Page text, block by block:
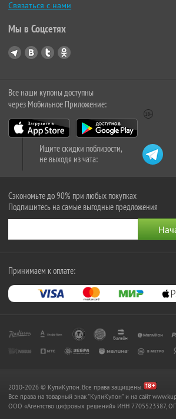
Связаться с нами
Мы в Соцсетях
Все наши купоны доступны
через Мобильное Приложение:
Ищите скидки поблизости,
не выходя из чата:
Сэкономьте до 90% при любых покупках
Подпишитесь на самые выгодные предложения
Принимаем к оплате:
2010-2026 © КупиКупон. Все права защищены.
Все права на товарный знак "КупиКупон" и на сайт
OOO «Агентство цифровых решений» ИНН 7705523387,